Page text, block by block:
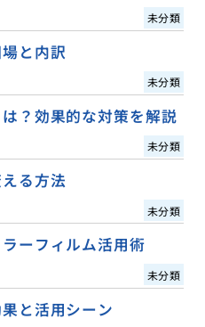
未分類
と内訳
未分類
？効果的な対策を解説
未分類
る方法
未分類
ーフィルム活用術
未分類
と活用シーン